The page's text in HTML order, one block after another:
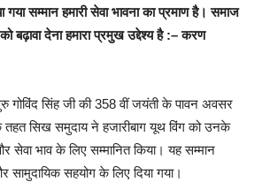
गया सम्मान हमारी सेवा भावना का प्रमाण है। समाज
बढ़ावा देना हमारा प्रमुख उद्देश्य है :– करण
सिंह जी की 358 वीं जयंती के पावन अवसर
तहत सिख समुदाय ने हजारीबाग यूथ विंग को उनके
सेवा भाव के लिए सम्मानित किया। यह सम्मान
सहयोग के लिए दिया गया।